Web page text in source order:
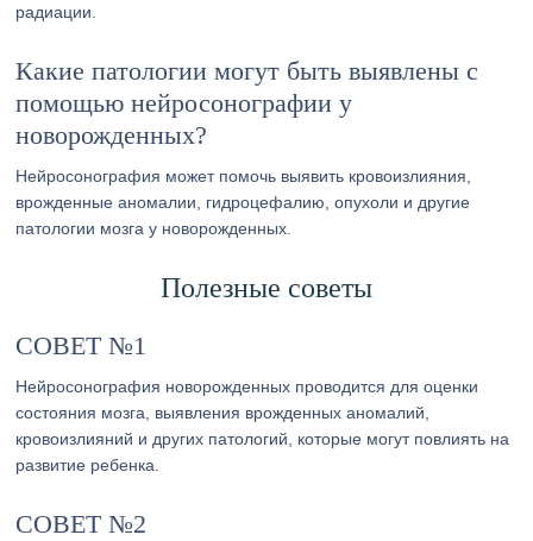
радиации.
Какие патологии могут быть выявлены с
помощью нейросонографии у
новорожденных?
Нейросонография может помочь выявить кровоизлияния,
врожденные аномалии, гидроцефалию, опухоли и другие
патологии мозга у новорожденных.
Полезные советы
СОВЕТ №1
Нейросонография новорожденных проводится для оценки
состояния мозга, выявления врожденных аномалий,
кровоизлияний и других патологий, которые могут повлиять на
развитие ребенка.
СОВЕТ №2